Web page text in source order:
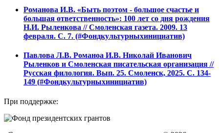
Романова И.В. «Быть поэтом - большое счастье и
большая ответственность»: 100 лет со дня рождения
Н.И. Рыленкова // Смоленская газета. 2009. 13
февраля. С. 7. (#Фондкультурныхинициатив)
Павлова Л.В. Романоа И.В. Николай Иванович
Рыленков и Смоленская писательская организация //
Русская филология. Вып. 25. Смоленск, 2025. С. 134-
149 (#Фондкультурныхинициатив)
При поддержке: